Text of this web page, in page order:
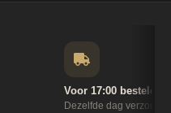
Voor 17:00 besteld
Dezelfde dag